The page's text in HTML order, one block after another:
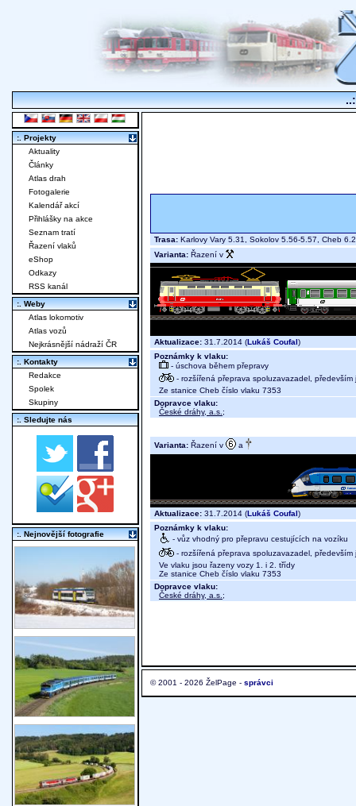
Trasa: Karlovy Vary 5.31, Sokolov 5.56-5.57, Cheb
Varianta: Řazení v
Aktualizace: 31.7.2014 (Lukáš Coufal)
Poznámky k vlaku:
- úschova během přepravy
- rozšířená přeprava spoluzavazadel, především
Ze stanice Cheb číslo vlaku 7353
Dopravce vlaku:
České dráhy, a.s. ;
Varianta: Řazení v a
Aktualizace: 31.7.2014 (Lukáš Coufal)
Poznámky k vlaku:
- vůz vhodný pro přepravu cestujících na vozíku
- rozšířená přeprava spoluzavazadel, především
Ve vlaku jsou řazeny vozy 1. i 2. třídy
Ze stanice Cheb číslo vlaku 7353
Dopravce vlaku:
České dráhy, a.s. ;
© 2001 - 2026 ŽelPage - správci
:. Projekty
Aktuality
Články
Atlas drah
Fotogalerie
Kalendář akcí
Přihlášky na akce
Seznam tratí
Řazení vlaků
eShop
Odkazy
RSS kanál
:. Weby
Atlas lokomotiv
Atlas vozů
Nejkrásnější nádraží ČR
:. Kontakty
Redakce
Spolek
Skupiny
:. Sledujte nás
:. Nejnovější fotografie